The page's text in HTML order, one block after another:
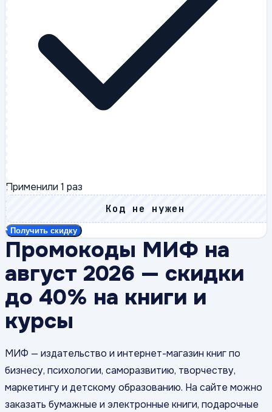
Применили 1 раз
Код не нужен
Получить скидку
Промокоды МИФ на
август 2026 — скидки
до 40% на книги и
курсы
МИФ — издательство и интернет-магазин книг по
бизнесу, психологии, саморазвитию, творчеству,
маркетингу и детскому образованию. На сайте можно
заказать бумажные и электронные книги, подарочные